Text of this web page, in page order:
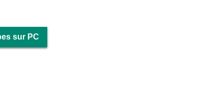
sur PC